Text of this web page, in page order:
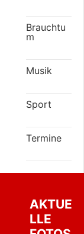
Brauchtu
m
Musik
Sport
Termine
AKTUE
LLE